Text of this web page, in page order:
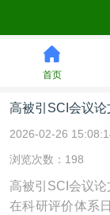
首页
高被引SCI会议论
2026-02-26
浏览次数：198
高被引SCI会议论
在科研评价体系